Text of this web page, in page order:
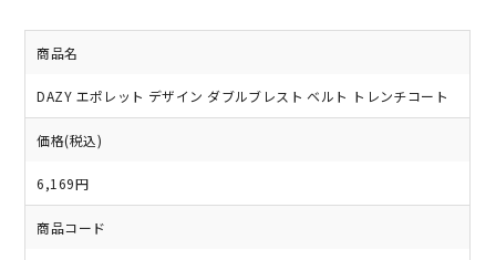
商品名
DAZY エポレット デザイン ダブルブレスト ベルト トレンチコート
価格(税込)
6,169円
商品コード